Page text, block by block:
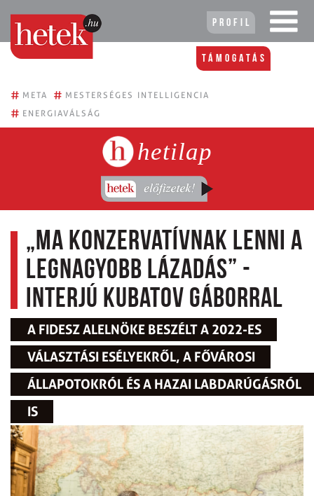
Profil
Támogatás
# META # MESTERSÉGES INTELLIGENCIA
# ENERGIAVÁLSÁG
hetilap
„Ma konzervatívnak lenni a
legnagyobb lázadás” -
interjú Kubatov Gáborral
A FIDESZ ALELNÖKE BESZÉLT A 2022-ES
VÁLASZTÁSI ESÉLYEKRŐL, A FŐVÁROSI
ÁLLAPOTOKRÓL ÉS A HAZAI LABDARÚGÁSRÓL
IS